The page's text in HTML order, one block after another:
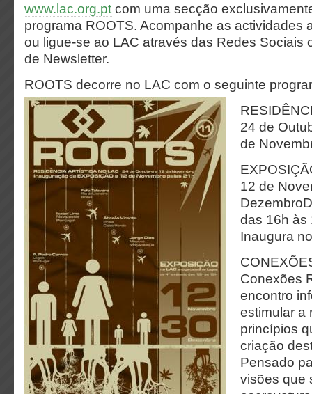
www.lac.org.pt com uma secção
programa ROOTS. Acompanhe as actividades
ou ligue-se ao LAC através das Redes Sociais
de Newsletter.
ROOTS decorre no LAC com o seguinte
24 de
de
12 de
das 16h às
Inaugura
Conexões
encontro
estimular a
princípios
criação
Pensado
visões que